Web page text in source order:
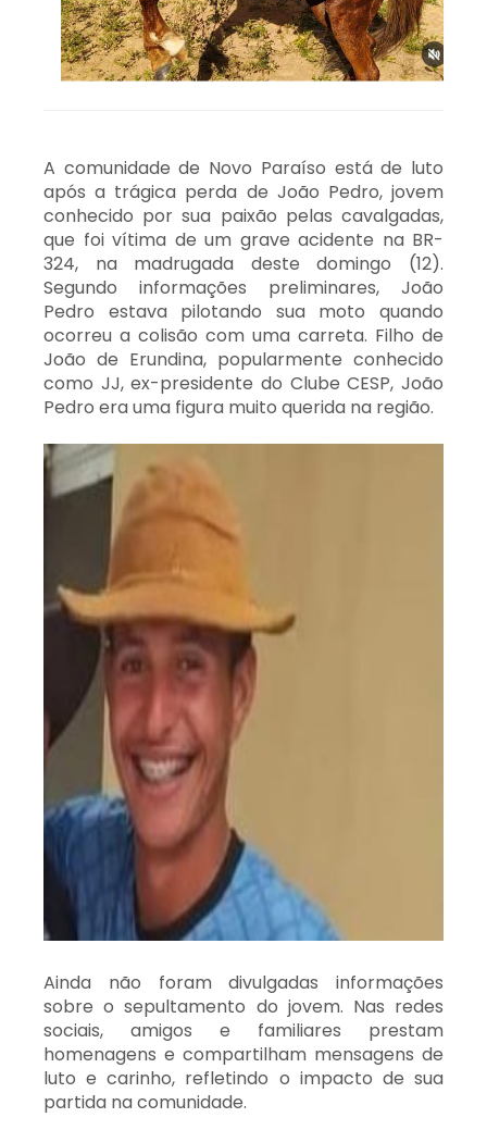
A comunidade de Novo Paraíso está de luto
após a trágica perda de João Pedro, jovem
conhecido por sua paixão pelas cavalgadas,
que foi vítima de um grave acidente na BR-
324, na madrugada deste domingo (12).
Segundo informações preliminares, João
Pedro estava pilotando sua moto quando
ocorreu a colisão com uma carreta. Filho de
João de Erundina, popularmente conhecido
como JJ, ex-presidente do Clube CESP, João
Pedro era uma figura muito querida na região.
Ainda não foram divulgadas informações
sobre o sepultamento do jovem. Nas redes
sociais, amigos e familiares prestam
homenagens e compartilham mensagens de
luto e carinho, refletindo o impacto de sua
partida na comunidade.